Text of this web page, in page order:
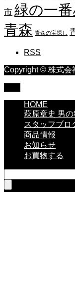
市 緑の一番
青森 青森の宝探し
RSS
Copyright © 株式会
HOME
萩原章史 男の
スタッフブロ
商品情報
お知らせ
お買物する